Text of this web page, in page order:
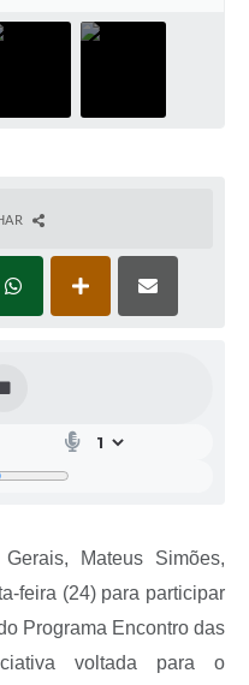
Mateus Simões,
feira (24) para participar
Programa Encontro das
voltada para o